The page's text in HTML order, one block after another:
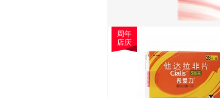
周年
店庆